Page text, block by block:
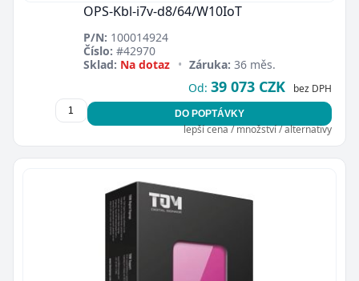
OPS-Kbl-i7v-d8/64/W10IoT
P/N: 100014924
Číslo: #42970
Sklad: Na dotaz • Záruka: 36 měs.
Od: 39 073 CZK bez DPH
DO POPTÁVKY
lepší cena / množství / alternativy